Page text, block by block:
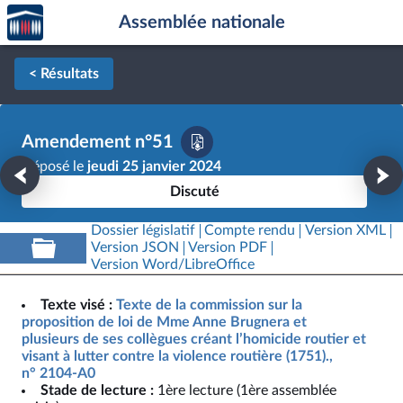
Aller au contenu
Aller en bas de la page
Accèder
à la
page
d'accueil
Assemblée nationale
< Résultats
Amendement n°51
Déposé le jeudi 25 janvier 2024
Discuté
Dossier législatif Compte rendu
Version XML
Version JSON
Version PDF
Version Word/LibreOffice
Texte visé : Texte de la commission sur la
proposition de loi de Mme Anne Brugnera et
plusieurs de ses collègues créant l’homicide routier et
visant à lutter contre la violence routière (1751).,
n° 2104-A0
Stade de lecture : 1ère lecture (1ère assemblée